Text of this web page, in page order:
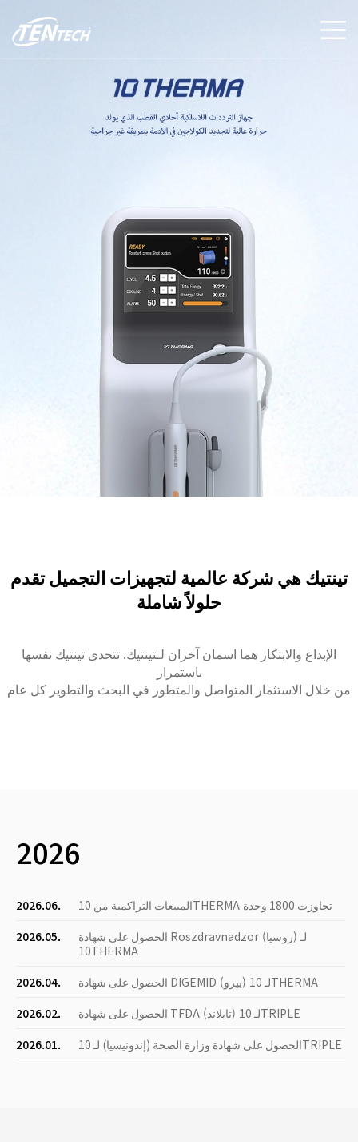
تينتيك هي شركة عالمية لتجهيزات التجميل تقدم
حلولاً شاملة
الإبداع والابتكار هما اسمان آخران لـتينتيك. تتحدى تينتيك نفسها
باستمرار
من خلال الاستثمار المتواصل والمتطور في البحث والتطوير كل عام
2026
2026.06.
المبيعات التراكمية من 10THERMA تجاوزت 1800 وحدة
2026.05.
الحصول على شهادة Roszdravnadzor (روسيا) لـ
10THERMA
2026.04.
الحصول على شهادة DIGEMID (بيرو) لـ 10THERMA
2026.02.
الحصول على شهادة TFDA (تايلاند) لـ 10TRIPLE
2026.01.
الحصول على شهادة وزارة الصحة (إندونيسيا) لـ 10TRIPLE